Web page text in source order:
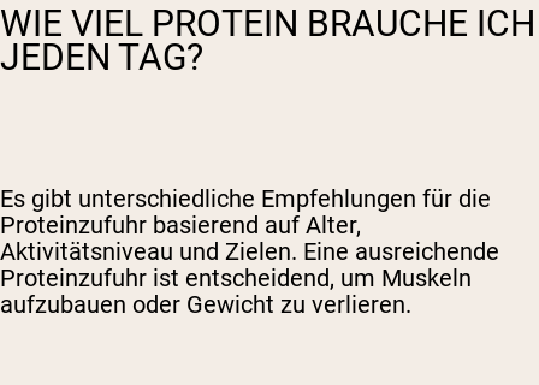
WIE VIEL PROTEIN BRAUCHE ICH
JEDEN TAG?
Es gibt unterschiedliche Empfehlungen für die
Proteinzufuhr basierend auf Alter,
Aktivitätsniveau und Zielen. Eine ausreichende
Proteinzufuhr ist entscheidend, um Muskeln
aufzubauen oder Gewicht zu verlieren.